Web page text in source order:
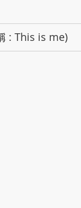
: This is me)